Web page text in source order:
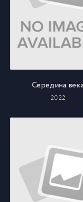
Середина века
2022